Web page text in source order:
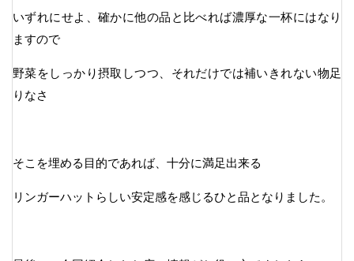
いずれにせよ、確かに他の品と比べれば濃厚な一杯にはなり
ますので
野菜をしっかり摂取しつつ、それだけでは補いきれない物足
りなさ
そこを埋める目的であれば、十分に満足出来る
リンガーハットらしい安定感を感じるひと品となりました。